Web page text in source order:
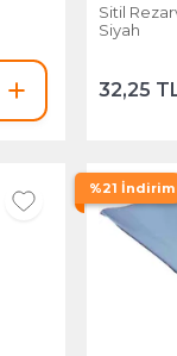
Sitil
Siyah
32,25
%21 İndirim